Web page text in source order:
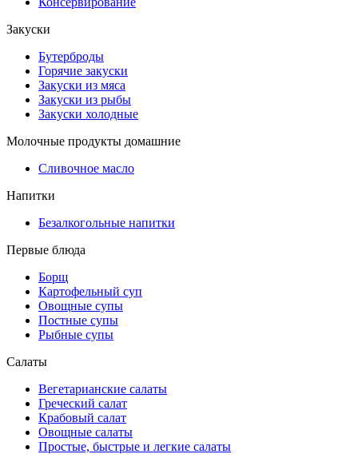
Закуски
Бутерброды
Горячие закуски
Закуски из мяса
Закуски из рыбы
Закуски холодные
Молочные продукты домашние
Сливочное масло
Напитки
Безалкогольные напитки
Первые блюда
Борщ
Картофельный суп
Овощные супы
Постные супы
Рыбные супы
Салаты
Вегетарианские салаты
Греческий салат
Крабовый салат
Овощные салаты
Простые, быстрые и легкие салаты